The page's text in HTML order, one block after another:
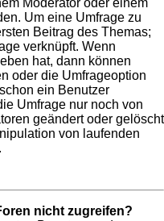
Um eine Umfrage zu
Beitrag des Themas;
verknüpft. Wenn
hat, dann können
oder die Umfrageoption
ein Benutzer
Umfrage nur noch von
geändert oder gelöscht
von laufenden
nicht zugreifen?